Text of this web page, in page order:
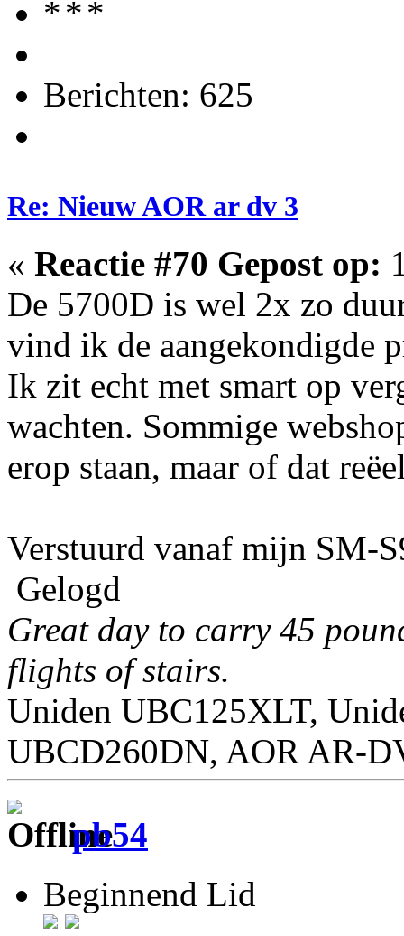
Berichten: 625
Re: Nieuw AOR ar dv 3
« Reactie #70 Gepost op:
De 5700D is wel 2x zo
vind ik de aangekondigde
Ik zit echt met smart op
wachten. Sommige
erop staan, maar of dat
Verstuurd vanaf mijn SM-
Gelogd
Great day to carry 45
flights of stairs.
Uniden UBC125XLT,
UBCD260DN, AOR AR-
pb54
Beginnend Lid